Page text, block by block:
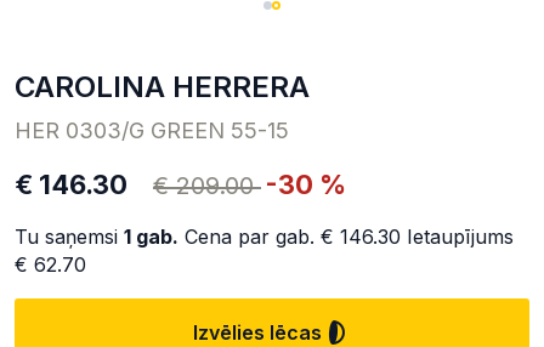
CAROLINA HERRERA
HER 0303/G GREEN 55-15
€ 146.30 € 209.00 -30 %
Tu saņemsi 1 gab. Cena par gab. € 146.30 Ietaupījums
€ 62.70
Izvēlies lēcas